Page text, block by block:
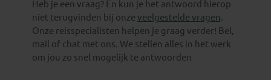
Heb je een vraag? En kun je het antwoord hierop
niet terugvinden bij onze veelgestelde vragen.
Onze reisspecialisten helpen je graag verder! Bel,
mail of chat met ons. We stellen alles in het werk
om jou zo snel mogelijk te antwoorden